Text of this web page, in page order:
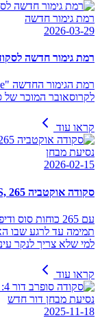
רמת גימור חדשה
2026-03-29
רמת גימור חדשה לסקודה
לקרוסאובר המוכר של
קראו עוד
נסיעת מבחן
2026-02-15
סקודה אוקטביה VRS, 265 סיבות טובות לקנות רכב משפחתי
עם 265 כוחות
תמימה עד לרגע שבו
למי שלא צריך לנקר
קראו עוד
נסיעת מבחן דור חדש
2025-11-18